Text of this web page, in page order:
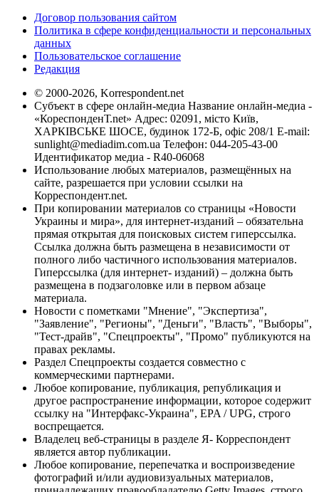
Договор пользования сайтом
Политика в сфере конфиденциальности и персональных
данных
Пользовательское соглашение
Редакция
© 2000-2026, Korrespondent.net
Субъект в сфере онлайн-медиа Название онлайн-медиа -
«КореспонденТ.net» Адрес: 02091, місто Київ,
ХАРКІВСЬКЕ ШОСЕ, будинок 172-Б, офіс 208/1 E-mail:
sunlight@mediadim.com.ua Телефон: 044-205-43-00
Идентификатор медиа - R40-06068
Использование любых материалов, размещённых на
сайте, разрешается при условии ссылки на
Корреспондент.net.
При копировании материалов со страницы «Новости
Украины и мира», для интернет-изданий – обязательна
прямая открытая для поисковых систем гиперссылка.
Ссылка должна быть размещена в независимости от
полного либо частичного использования материалов.
Гиперссылка (для интернет- изданий) – должна быть
размещена в подзаголовке или в первом абзаце
материала.
Новости с пометками "Мнение", "Экспертиза",
"Заявление", "Регионы", "Деньги", "Власть", "Выборы",
"Тест-драйв", "Спецпроекты", "Промо" публикуются на
правах рекламы.
Раздел Спецпроекты создается совместно с
коммерческими партнерами.
Любое копирование, публикация, републикация и
другое распространение информации, которое содержит
ссылку на "Интерфакс-Украина", EPA / UPG, строго
воспрещается.
Владелец веб-страницы в разделе Я- Корреспондент
является автор публикации.
Любое копирование, перепечатка и воспроизведение
фотографий и/или аудиовизуальных материалов,